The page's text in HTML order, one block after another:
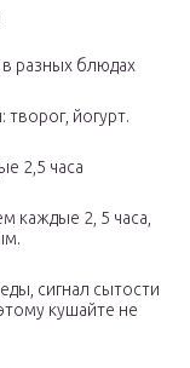
разных блюдах
йогурт.
2,5 часа
каждые 2, 5 часа,
сигнал сытости
кушайте не